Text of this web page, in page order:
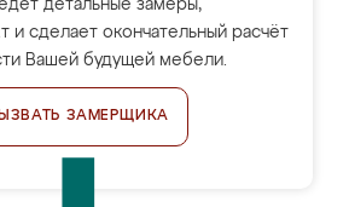
детальные замеры,
и сделает окончательный расчёт
Вашей будущей мебели.
ЗАМЕРЩИКА